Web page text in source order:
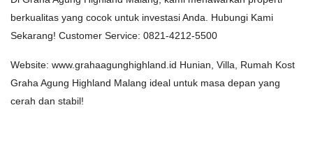
berkualitas yang cocok untuk investasi Anda. Hubungi Kami
Sekarang! Customer Service: 0821-4212-5500
Website: www.grahaagunghighland.id Hunian, Villa, Rumah Kost
Graha Agung Highland Malang ideal untuk masa depan yang
cerah dan stabil!